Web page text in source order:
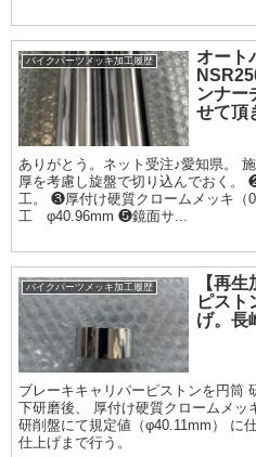
バイクパーツメッキ加工履歴
オート
ンナー
せて頂
ありがとう。ネット受注♪愛知県。
厚を考慮し旋盤で切り込んでおく。
工。 ❸厚付け硬質クロームメッキ（
工 φ40.96mm ❺鏡面サ...
バイクパーツメッキ加工履歴
【再
ピスト
げ。長
ブレーキキャリパーピストンを円筒
下研磨後、 厚付け硬質クロームメ
研削盤にて規定値（φ40.11mm） に
仕上げまで行う。